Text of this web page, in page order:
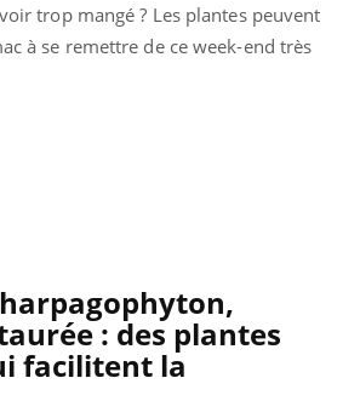
trop mangé ? Les plantes peuvent
à se remettre de ce week-end très
: des plantes
facilitent la